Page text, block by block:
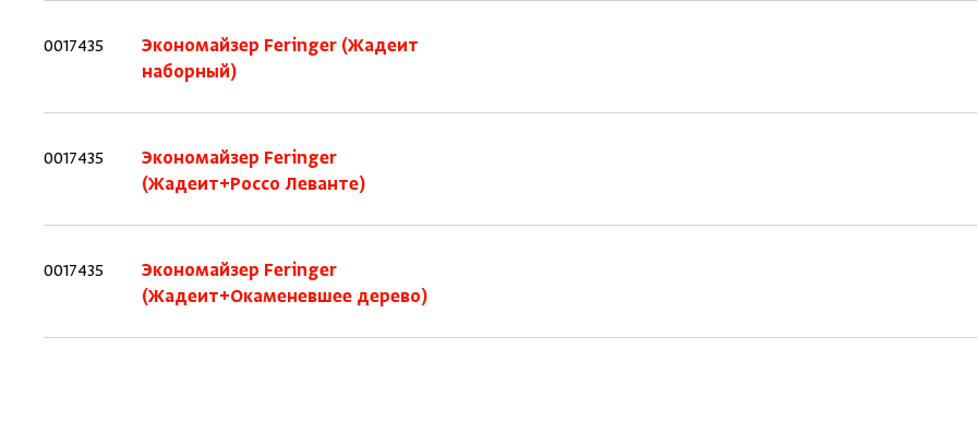
0017435
Экономайзер Feringer (Жадеит
наборный)
0017435
Экономайзер Feringer
(Жадеит+Россо Леванте)
0017435
Экономайзер Feringer
(Жадеит+Окаменевшее дерево)